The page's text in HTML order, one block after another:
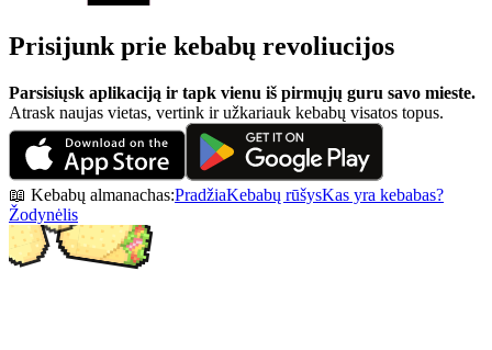
Prisijunk prie kebabų revoliucijos
Parsisiųsk aplikaciją ir tapk vienu iš pirmųjų guru savo mieste.
Atrask naujas vietas, vertink ir užkariauk kebabų visatos topus.
📖 Kebabų almanachas:PradžiaKebabų rūšysKas yra kebabas?
Žodynėlis